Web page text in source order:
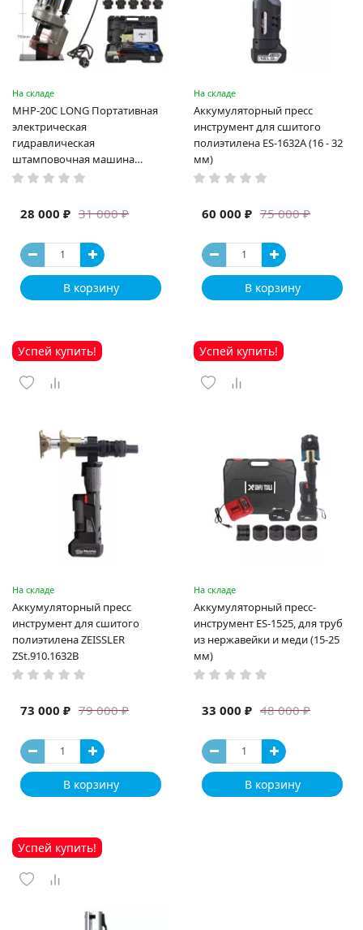
На складе
MHP-20C LONG Портативная
электрическая
гидравлическая
штамповочная машина
высокая мощность и мощный
машина
31 000 ₽
28 000 ₽
В корзину
На складе
Аккумуляторный пресс
инструмент для сшитого
полиэтилена ES-1632A (16 - 32
мм)
75 000 ₽
60 000 ₽
В корзину
Успей купить!
На складе
Аккумуляторный пресс
инструмент для сшитого
полиэтилена ZEISSLER
ZSt.910.1632B
79 000 ₽
73 000 ₽
В корзину
Успей купить!
На складе
Аккумуляторный пресс-
инструмент ES-1525, для труб
из нержавейки и меди (15-25
мм)
48 000 ₽
33 000 ₽
В корзину
Успей купить!